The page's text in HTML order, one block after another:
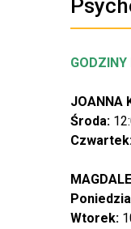
GODZINY
JOANNA
Środa:
Wtorek: